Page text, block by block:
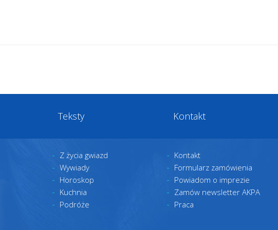
Teksty Kontakt
Z życia gwiazd
Wywiady
Horoskop
Kuchnia
Podróże
Kontakt
Formularz zamówienia
Powiadom o imprezie
Zamów newsletter AKPA
Praca